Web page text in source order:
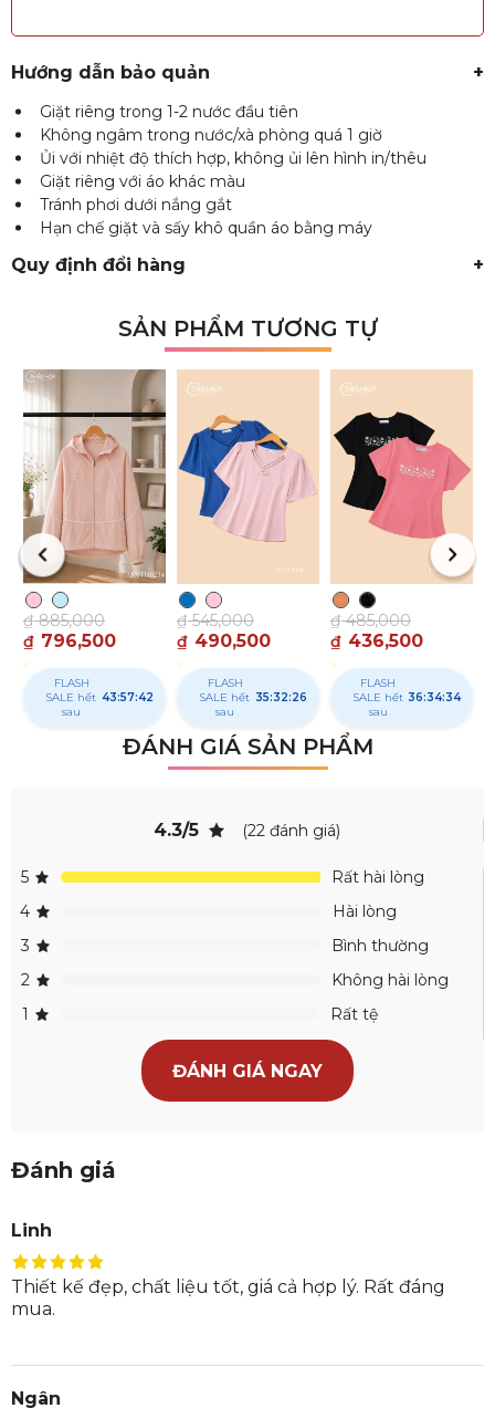
Hướng dẫn bảo quản +
Giặt riêng trong 1-2 nước đầu tiên
Không ngâm trong nước/xà phòng quá 1 giờ
Ủi với nhiệt độ thích hợp, không ủi lên hình in/thêu
Giặt riêng với áo khác màu
Tránh phơi dưới nắng gắt
Hạn chế giặt và sấy khô quần áo bằng máy
Quy định đổi hàng +
SẢN PHẨM TƯƠNG TỰ
₫ 796,500
₫885,000
FLASH
SALE hết
sau
43:57:41
₫ 490,500
₫545,000
FLASH
SALE hết
sau
35:32:25
₫ 436,500
₫485,000
FLASH
SALE hết
sau
36:34:33
ĐÁNH GIÁ SẢN PHẨM
(22 đánh giá)
4.3/5
5
Rất hài lòng
4
Hài lòng
3
Bình thường
2
Không hài lòng
1
Rất tệ
ĐÁNH GIÁ NGAY
Đánh giá
Linh
Thiết kế đẹp, chất liệu tốt, giá cả hợp lý. Rất đáng
mua.
Ngân